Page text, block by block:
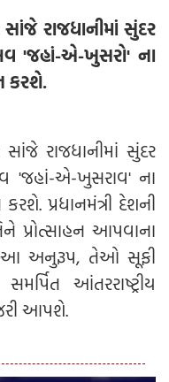
સાંજે રાજધાનીમાં સુંદર
'જહાં-એ-ખુસરો' ના
કરશે.
સાંજે રાજધાનીમાં સુંદર
'જહાં-એ-ખુસરાવ' ના
પ્રધાનમંત્રી દેશની
પ્રોત્સાહન આપવાના
આ અનુરૂપ, તેઓ સૂફી
આંતરરાષ્ટ્રીય
આપશે.